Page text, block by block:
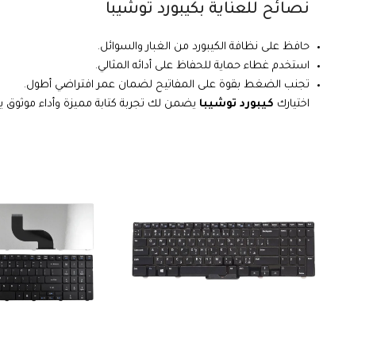
نصائح للعناية بكيبورد توشيبا
حافظ على نظافة الكيبورد من الغبار والسوائل.
استخدم غطاء حماية للحفاظ على أدائه المثالي.
تجنب الضغط بقوة على المفاتيح لضمان عمر افتراضي أطول.
اختيارك كيبورد توشيبا يضمن لك تجربة كتابة مميزة وأداء موثوق